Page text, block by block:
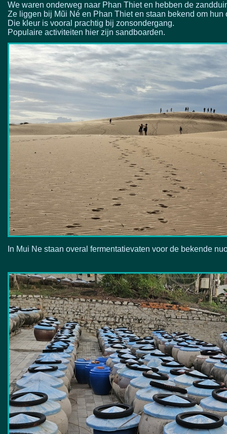
We waren onderweg naar Phan Thiet en hebben de
Ze liggen bij Mũi Né en Phan Thiet en staan bekend om
Die kleur is vooral prachtig bij zonsondergang.
Populaire activiteiten hier zijn sandboarden.
In Mui Ne staan overal fermentatievaten voor de bekende